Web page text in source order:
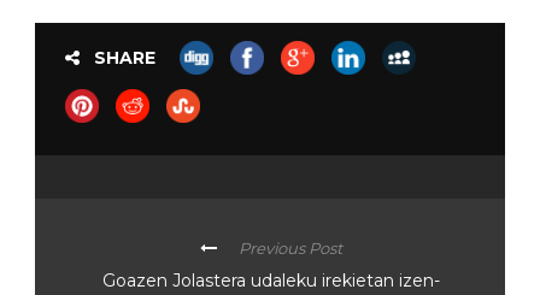
SHARE
Previous Post
Goazen Jolastera udaleku irekietan izen-